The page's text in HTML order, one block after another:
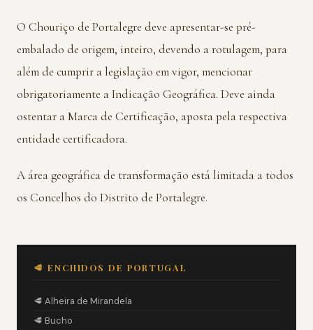
O Chouriço de Portalegre deve apresentar-se pré-
embalado de origem, inteiro, devendo a rotulagem, para
além de cumprir a legislação em vigor, mencionar
obrigatoriamente a Indicação Geográfica. Deve ainda
ostentar a Marca de Certificação, aposta pela respectiva
entidade certificadora.
A área geográfica de transformação está limitada a todos
os Concelhos do Distrito de Portalegre.
🥩 ENCHIDOS DE PORTUGAL
🥩 Alheira de Mirandela
🥩 Bucho